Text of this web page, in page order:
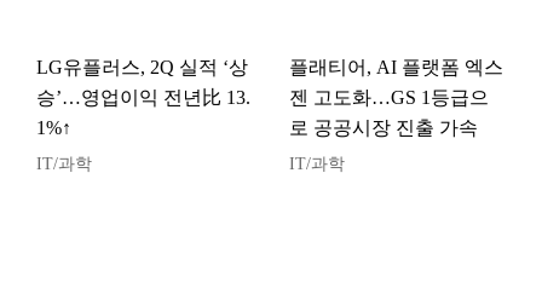
LG유플러스, 2Q 실적 ‘상
승’…영업이익 전년比 13.
1%↑
IT/과학
플래티어, AI 플랫폼 엑스
젠 고도화…GS 1등급으
로 공공시장 진출 가속
IT/과학